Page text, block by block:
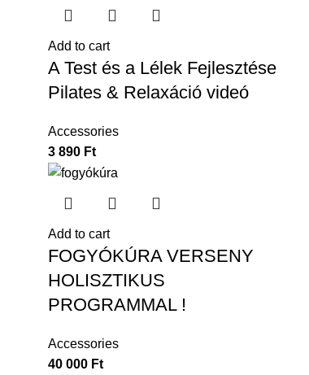
Add to cart
A Test és a Lélek Fejlesztése
Pilates & Relaxáció videó
Accessories
3 890 Ft
Add to cart
FOGYÓKÚRA VERSENY
HOLISZTIKUS
PROGRAMMAL !
Accessories
40 000 Ft